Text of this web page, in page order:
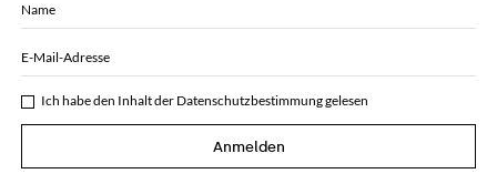
Name
E-Mail-Adresse
Ich habe den Inhalt der Datenschutzbestimmunggelesen
Anmelden